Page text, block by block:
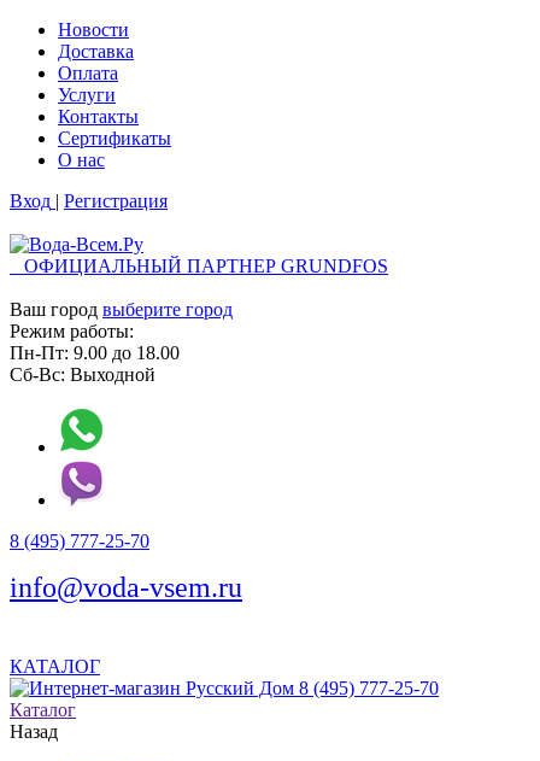
Новости
Доставка
Оплата
Услуги
Контакты
Cертификаты
О нас
Вход | Регистрация
ОФИЦИАЛЬНЫЙ ПАРТНЕР GRUNDFOS
Ваш город выберите город
Режим работы:
Пн-Пт: 9.00 до 18.00
Сб-Вс: Выходной
8 (495) 777-25-70
info@voda-vsem.ru
КАТАЛОГ
8 (495) 777-25-70
Каталог
Назад